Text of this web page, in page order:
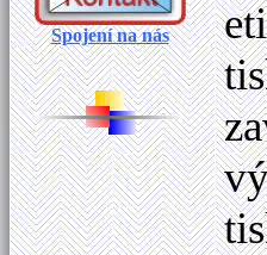
Spojení na nás